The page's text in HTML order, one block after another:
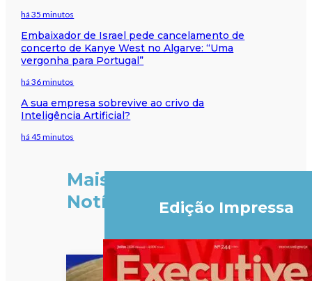
há 35 minutos
Embaixador de Israel pede cancelamento de
concerto de Kanye West no Algarve: “Uma
vergonha para Portugal”
há 36 minutos
A sua empresa sobrevive ao crivo da
Inteligência Artificial?
há 45 minutos
Mais
Notícias
Edição Impressa